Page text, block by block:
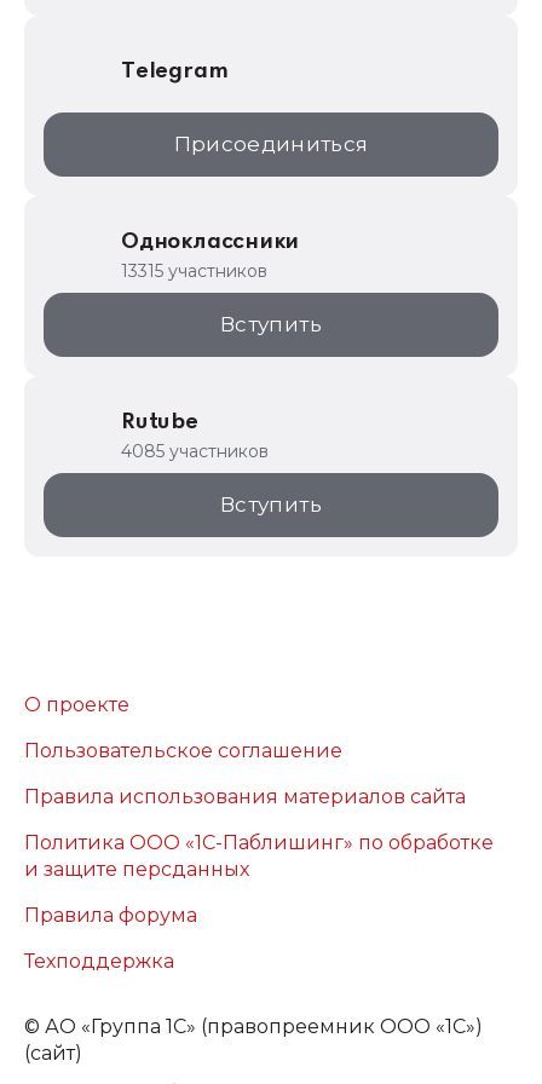
Telegram
Присоединиться
Одноклассники
13315 участников
Вступить
Rutube
4085 участников
Вступить
О проекте
Пользовательское соглашение
Правила использования материалов сайта
Политика ООО «1С-Паблишинг» по обработке
и защите персданных
Правила форума
Техподдержка
© АО «Группа 1С» (правопреемник ООО «1С»)
(сайт)